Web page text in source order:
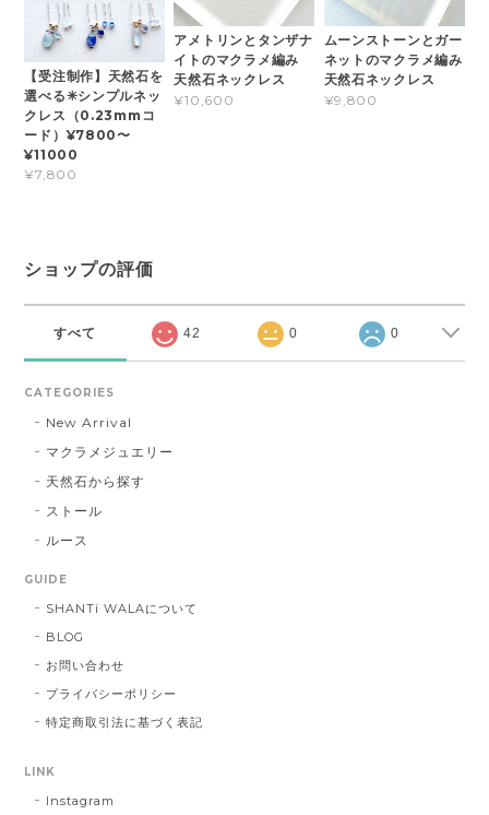
【受注制作】天然石を
選べる✳︎シンプルネッ
クレス（0.23mmコ
ード）¥7800〜
¥11000
¥7,800
アメトリンとタンザナ
イトのマクラメ編み
天然石ネックレス
¥10,600
ムーンストーンとガー
ネットのマクラメ編み
天然石ネックレス
¥9,800
ショップの評価
すべて 42 0 0
CATEGORIES
New Arrival
マクラメジュエリー
天然石から探す
ストール
ルース
GUIDE
SHANTi WALAについて
BLOG
お問い合わせ
プライバシーポリシー
特定商取引法に基づく表記
LINK
Instagram